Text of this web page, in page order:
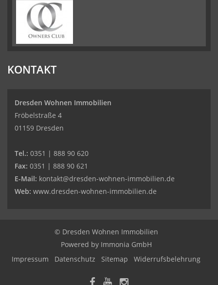
KONTAKT
Dresden Wohnen Immobilien
Fröbelstraße 4
01159 Dresden
Tel.: 0351 | 888 90 620
Fax: 0351 | 888 90 621
E-Mail: kontakt@dresden-wohnen-immobilien.de
Web: www.dresden-wohnen-immobilien.de
© Dresden Wohnen Immobilien
Powered by Immonia GmbH
Impressum
Datenschutz Sitemap Widerrufsbelehrung